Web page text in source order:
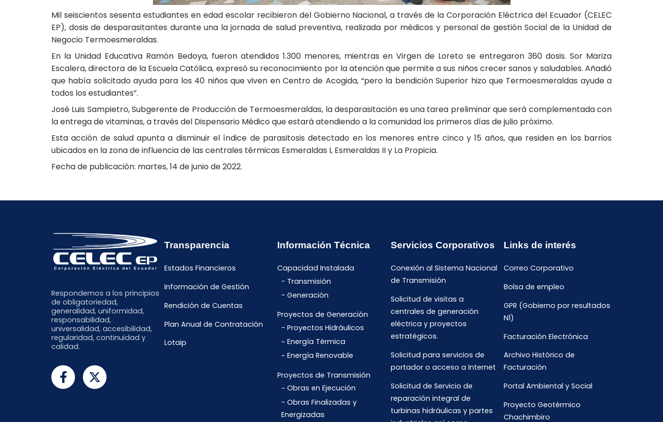
Mil seiscientos sesenta estudiantes en edad escolar recibieron del Gobierno Nacional, a través de la Corporación Eléctrica del Ecuador (CELEC
EP), dosis de desparasitantes durante una la jornada de salud preventiva, realizada por médicos y personal de gestión Social de la Unidad de
Negocio Termoesmeraldas.
En la Unidad Educativa Ramón Bedoya, fueron atendidos 1.300 menores, mientras en Virgen de Loreto se entregaron 360 dosis. Sor Mariza
Escalera, directora de la Escuela Católica, expresó su reconocimiento por la atención que permite a sus niños crecer sanos y saludables. Añadió
que había solicitado ayuda para los 40 niños que viven en Centro de Acogida, “pero la bendición Superior hizo que Termoesmeraldas ayude a
todos los estudiantes”.
José Luis Sampietro, Subgerente de Producción de Termoesmeraldas, la desparasitación es una tarea preliminar que será complementada con
la entrega de vitaminas, a través del Dispensario Médico que estará atendiendo a la comunidad los primeros días de julio próximo.
Esta acción de salud apunta a disminuir el índice de parasitosis detectado en los menores entre cinco y 15 años, que residen en los barrios
ubicados en la zona de influencia de las centrales térmicas Esmeraldas I, Esmeraldas II y La Propicia.
Fecha de publicación: martes, 14 de junio de 2022.
Respondemos a los principios
de obligatoriedad,
generalidad, uniformidad,
responsabilidad,
universalidad, accesibilidad,
regularidad, continuidad y
calidad.
Transparencia
Estados Financieros
Información de Gestión
Rendición de Cuentas
Plan Anual de Contratación
Lotaip
Información Técnica
Capacidad Instalada
Transmisión
Generación
Proyectos de Generación
Proyectos Hidráulicos
Energía Térmica
Energía Renovable
Proyectos de Transmisión
Obras en Ejecución
Obras Finalizadas y
Energizadas
Servicios Corporativos
Conexión al Sistema Nacional
de Transmisión
Solicitud de visitas a
centrales de generación
eléctrica y proyectos
estratégicos.
Solicitud para servicios de
portador o acceso a Internet
Solicitud de Servicio de
reparación integral de
turbinas hidráulicas y partes
Links de interés
Correo Corporativo
Bolsa de empleo
GPR (Gobierno por resultados
N1)
Facturación Electrónica
Archivo Histórico de
Facturación
Portal Ambiental y Social
Proyecto Geotérmico
Chachimbiro